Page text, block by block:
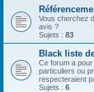
Vous cherchez
avis ?
Sujets : 83
Black liste
Ce forum a
particuliers ou
respecteraient
Sujets : 6